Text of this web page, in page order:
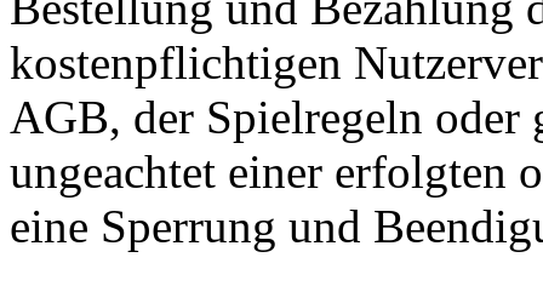
kostenpflichtigen
AGB, der Spielregeln oder
ungeachtet einer erfolgten
eine Sperrung und